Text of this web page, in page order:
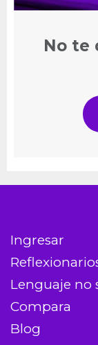
No te
Ingresar
Lenguaje no
Compara
Blog